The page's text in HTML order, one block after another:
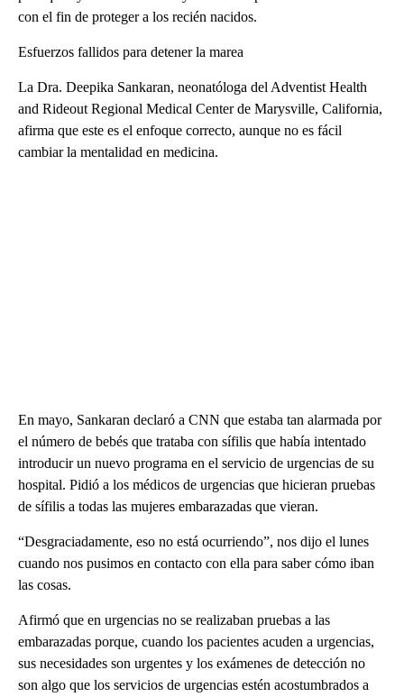
con el fin de proteger a los recién nacidos.
Esfuerzos fallidos para detener la marea
La Dra. Deepika Sankaran, neonatóloga del Adventist Health
and Rideout Regional Medical Center de Marysville, California,
afirma que este es el enfoque correcto, aunque no es fácil
cambiar la mentalidad en medicina.
En mayo, Sankaran declaró a CNN que estaba tan alarmada por
el número de bebés que trataba con sífilis que había intentado
introducir un nuevo programa en el servicio de urgencias de su
hospital. Pidió a los médicos de urgencias que hicieran pruebas
de sífilis a todas las mujeres embarazadas que vieran.
“Desgraciadamente, eso no está ocurriendo”, nos dijo el lunes
cuando nos pusimos en contacto con ella para saber cómo iban
las cosas.
Afirmó que en urgencias no se realizaban pruebas a las
embarazadas porque, cuando los pacientes acuden a urgencias,
sus necesidades son urgentes y los exámenes de detección no
son algo que los servicios de urgencias estén acostumbrados a